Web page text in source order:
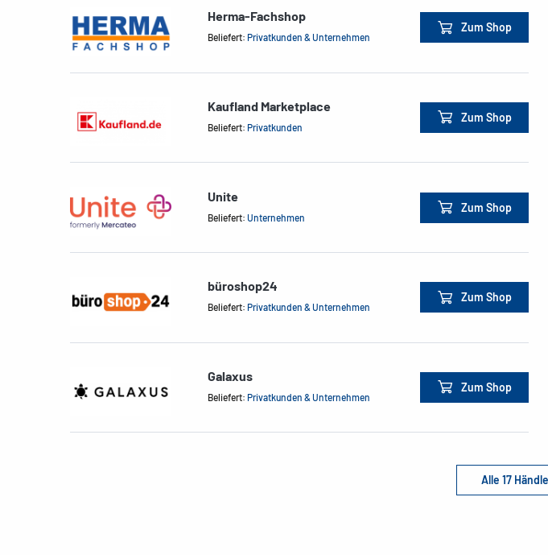
Herma-Fachshop
Beliefert: Privatkunden & Unternehmen
Zum Shop
Kaufland Marketplace
Beliefert: Privatkunden
Zum Shop
Unite
Beliefert: Unternehmen
Zum Shop
büroshop24
Beliefert: Privatkunden & Unternehmen
Zum Shop
Galaxus
Beliefert: Privatkunden & Unternehmen
Zum Shop
Alle 17